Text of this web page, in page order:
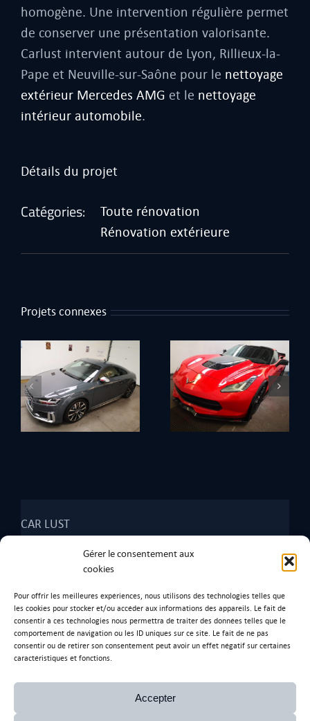
Gérer le consentement aux
cookies
Pour offrir les meilleures expériences, nous utilisons des technologies telles que
les cookies pour stocker et/ou accéder aux informations des appareils. Le fait de
consentir à ces technologies nous permettra de traiter des données telles que le
comportement de navigation ou les ID uniques sur ce site. Le fait de ne pas
consentir ou de retirer son consentement peut avoir un effet négatif sur certaines
caractéristiques et fonctions.
Accepter
homogène. Une intervention régulière permet
de conserver une présentation valorisante.
Carlust intervient autour de Lyon, Rillieux-la-
Pape et Neuville-sur-Saône pour le nettoyage
extérieur Mercedes AMG et le nettoyage
intérieur automobile.
Détails du projet
Catégories:
Toute rénovation
Rénovation extérieure
Projets connexes
Corvette Hennessey Boxster 981 blanc
CAR LUST
01390 Tramoyes.
Ancienne adresse